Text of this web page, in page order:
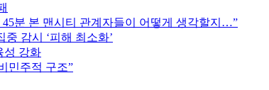
45분 본 맨시티 관계자들이 어떻게 생각할지…”
감시 ‘피해 최소화’
성 강화
민주적 구조”